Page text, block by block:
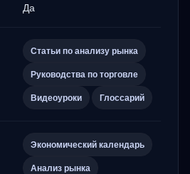
Да
Статьи по анализу рынка
Руководства по торговле
Видеоуроки Глоссарий
Экономический календарь
Анализ рынка